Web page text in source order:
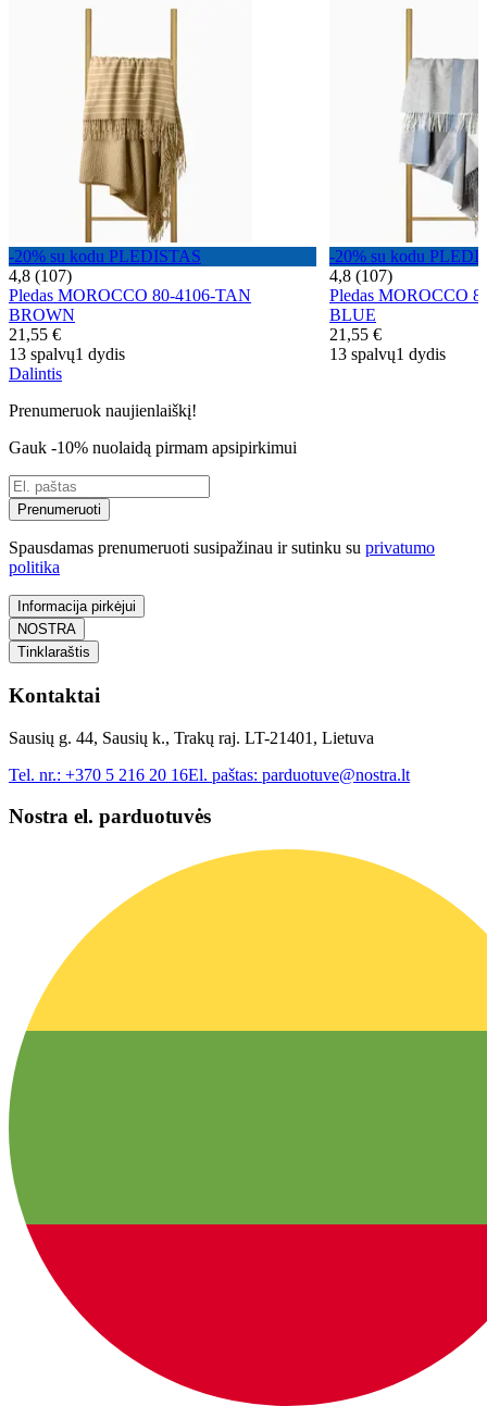
-20% su kodu PLEDISTAS
4,8 (107)
Pledas MOROCCO 80-4106-TAN
BROWN
21,55 €
13 spalvų1 dydis
-20% su kodu
4,8 (107)
Pledas MOROCCO
BLUE
21,55 €
13 spalvų1 dydis
Dalintis
Prenumeruok naujienlaiškį!
Gauk -10% nuolaidą pirmam apsipirkimui
Prenumeruoti
Spausdamas prenumeruoti susipažinau ir sutinku su privatumo
politika
Informacija pirkėjui
NOSTRA
Tinklaraštis
Kontaktai
Sausių g. 44, Sausių k., Trakų raj. LT-21401, Lietuva
Tel. nr.: +370 5 216 20 16El. paštas: parduotuve@nostra.lt
Nostra el. parduotuvės